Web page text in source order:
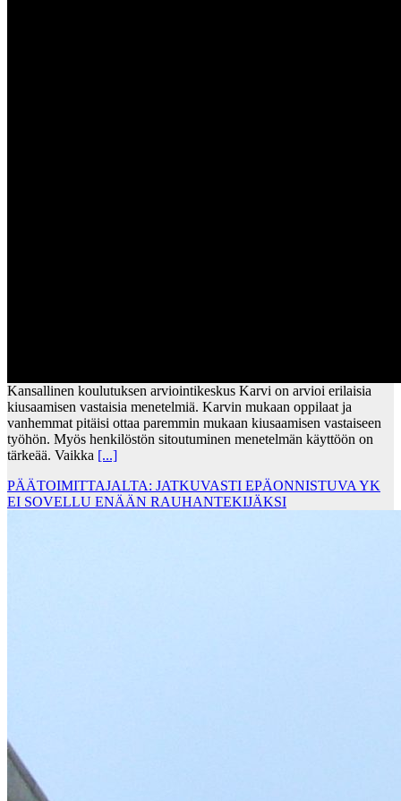
Kansallinen koulutuksen arviointikeskus Karvi on arvioi erilaisia
kiusaamisen vastaisia menetelmiä. Karvin mukaan oppilaat ja
vanhemmat pitäisi ottaa paremmin mukaan kiusaamisen vastaiseen
työhön. Myös henkilöstön sitoutuminen menetelmän käyttöön on
tärkeää. Vaikka [...]
PÄÄTOIMITTAJALTA: JATKUVASTI EPÄONNISTUVA YK
EI SOVELLU ENÄÄN RAUHANTEKIJÄKSI